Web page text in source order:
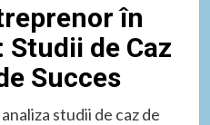
în
Studii de Caz
Succes
studii de caz de